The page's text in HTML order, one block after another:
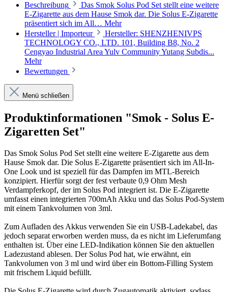
Beschreibung
Das Smok Solus Pod Set stellt eine weitere
E-Zigarette aus dem Hause Smok dar. Die Solus E-Zigarette
präsentiert sich im All… Mehr
Hersteller | Importeur
Hersteller: SHENZHENIVPS
TECHNOLOGY CO., LTD. 101, Building B8, No. 2
Cengyao Industrial Area Yulv Community Yutang Subdis...
Mehr
Bewertungen
Menü schließen
Produktinformationen "Smok - Solus E-
Zigaretten Set"
Das Smok Solus Pod Set stellt eine weitere E-Zigarette aus dem
Hause Smok dar. Die Solus E-Zigarette präsentiert sich im All-In-
One Look und ist speziell für das Dampfen im MTL-Bereich
konzipiert. Hierfür sorgt der fest verbaute 0,9 Ohm Mesh
Verdampferkopf, der im Solus Pod integriert ist. Die E-Zigarette
umfasst einen integrierten 700mAh Akku und das Solus Pod-System
mit einem Tankvolumen von 3ml.
Zum Aufladen des Akkus verwenden Sie ein USB-Ladekabel, das
jedoch separat erworben werden muss, da es nicht im Lieferumfang
enthalten ist. Über eine LED-Indikation können Sie den aktuellen
Ladezustand ablesen. Der Solus Pod hat, wie erwähnt, ein
Tankvolumen von 3 ml und wird über ein Bottom-Filling System
mit frischem Liquid befüllt.